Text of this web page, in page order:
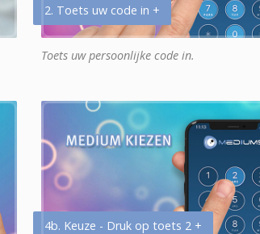
2. Toets uw code in +
Toets uw persoonlijke code in.
4b. Keuze - Druk op toets 2 +